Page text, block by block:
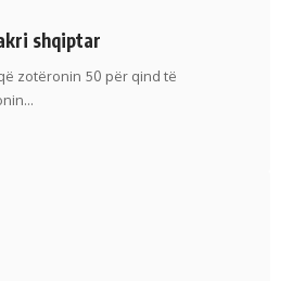
shqiptar
zotëronin 50 për qind të